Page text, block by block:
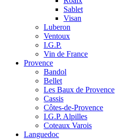
Sablet
Visan
Luberon
Ventoux
I.G.P.
Vin de France
Provence
Bandol
Bellet
Les Baux de Provence
Cassis
Côtes-de-Provence
I.G.P. Alpilles
Coteaux Varois
Languedoc